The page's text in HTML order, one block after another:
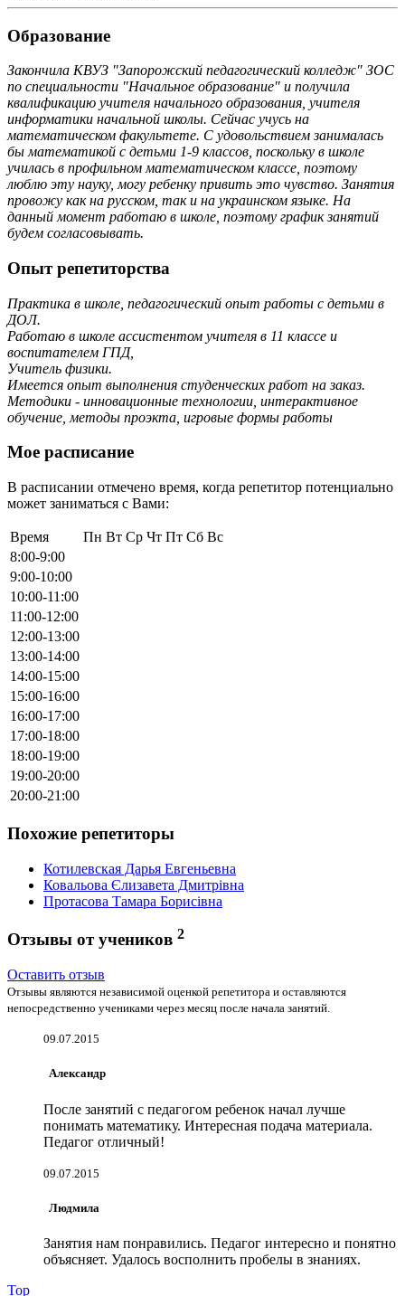
Образование
Закончила КВУЗ "Запорожский педагогический колледж" ЗОС
по специальности "Начальное образование" и получила
квалификацию учителя начального образования, учителя
информатики начальной школы. Сейчас учусь на
математическом факультете. С удовольствием занималась
бы математикой с детьми 1-9 классов, поскольку в школе
училась в профильном математическом классе, поэтому
люблю эту науку, могу ребенку привить это чувство. Занятия
провожу как на русском, так и на украинском языке. На
данный момент работаю в школе, поэтому график занятий
будем согласовывать.
Опыт репетиторства
Практика в школе, педагогический опыт работы с детьми в
ДОЛ.
Работаю в школе ассистентом учителя в 11 классе и
воспитателем ГПД,
Учитель физики.
Имеется опыт выполнения студенческих работ на заказ.
Методики - инновационные технологии, интерактивное
обучение, методы проэкта, игровые формы работы
Мое расписание
В расписании отмечено время, когда репетитор потенциально
может заниматься с Вами:
Время Пн Вт Ср Чт Пт Сб Вс
8:00-9:00
9:00-10:00
10:00-11:00
11:00-12:00
12:00-13:00
13:00-14:00
14:00-15:00
15:00-16:00
16:00-17:00
17:00-18:00
18:00-19:00
19:00-20:00
20:00-21:00
Похожие репетиторы
Котилевская Дарья Евгеньевна
Ковальова Єлизавета Дмитрівна
Протасова Тамара Борисівна
Отзывы от учеников 2
Оставить отзыв
Отзывы являются независимой оценкой репетитора и оставляются
непосредственно учениками через месяц после начала занятий.
09.07.2015
Александр
После занятий с педагогом ребенок начал лучше
понимать математику. Интересная подача материала.
Педагог отличный!
09.07.2015
Людмила
Занятия нам понравились. Педагог интересно и понятно
объясняет. Удалось восполнить пробелы в знаниях.
Top